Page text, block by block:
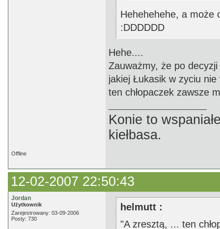
Hehehehehe, a może
:DDDDDD
Hehe....
Zauważmy, że po
jakiej Łukasik w zyciu
ten chłopaczek zawsze
Konie to
kiełbasa.
Offline
12-02-2007 22:50:43
Jordan
Użytkownik
Zarejestrowany: 03-09-2006
Posty: 730
helmutt :
"A zresztą, ... ten